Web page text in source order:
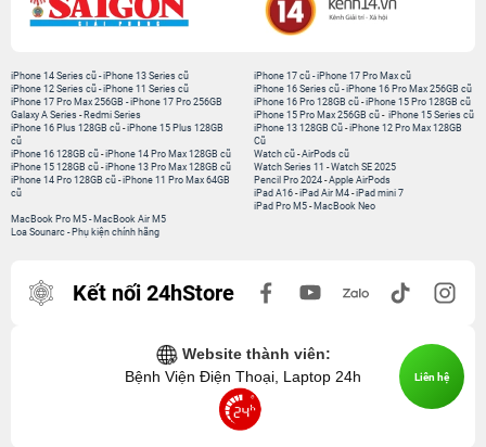
iPhone 14 Series cũ -iPhone 13 Series cũ
iPhone 12 Series cũ -iPhone 11 Series cũ
iPhone 17 Pro Max 256GB -iPhone 17 Pro 256GB
Galaxy A Series - Redmi Series
iPhone 17 cũ -iPhone 17 Pro Max cũ
iPhone 16 Series cũ - iPhone 16 Pro Max 256GB cũ
iPhone 16 Pro 128GB cũ -iPhone 15 Pro 128GB cũ
iPhone 15 Pro Max 256GB cũ - iPhone 15 Series cũ
iPhone 16 Plus 128GB cũ -iPhone 15 Plus 128GB
cũ
iPhone 16 128GB cũ -iPhone 14 Pro Max 128GB cũ
iPhone 15 128GB cũ -iPhone 13 Pro Max 128GB cũ
iPhone 14 Pro 128GB cũ -iPhone 11 Pro Max 64GB
cũ
iPhone 13 128GB Cũ -iPhone 12 Pro Max 128GB
Cũ
Watch cũ -AirPods cũ
Watch Series 11 -Watch SE 2025
Pencil Pro 2024 -Apple AirPods
iPad A16 -iPad Air M4 -iPad mini 7
iPad Pro M5 - MacBook Neo
MacBook Pro M5 - MacBook Air M5
Loa Sounarc - Phụ kiện chính hãng
Kết nối 24hStore
Website thành viên:
Bệnh Viện Điện Thoại, Laptop 24h
Liên hệ